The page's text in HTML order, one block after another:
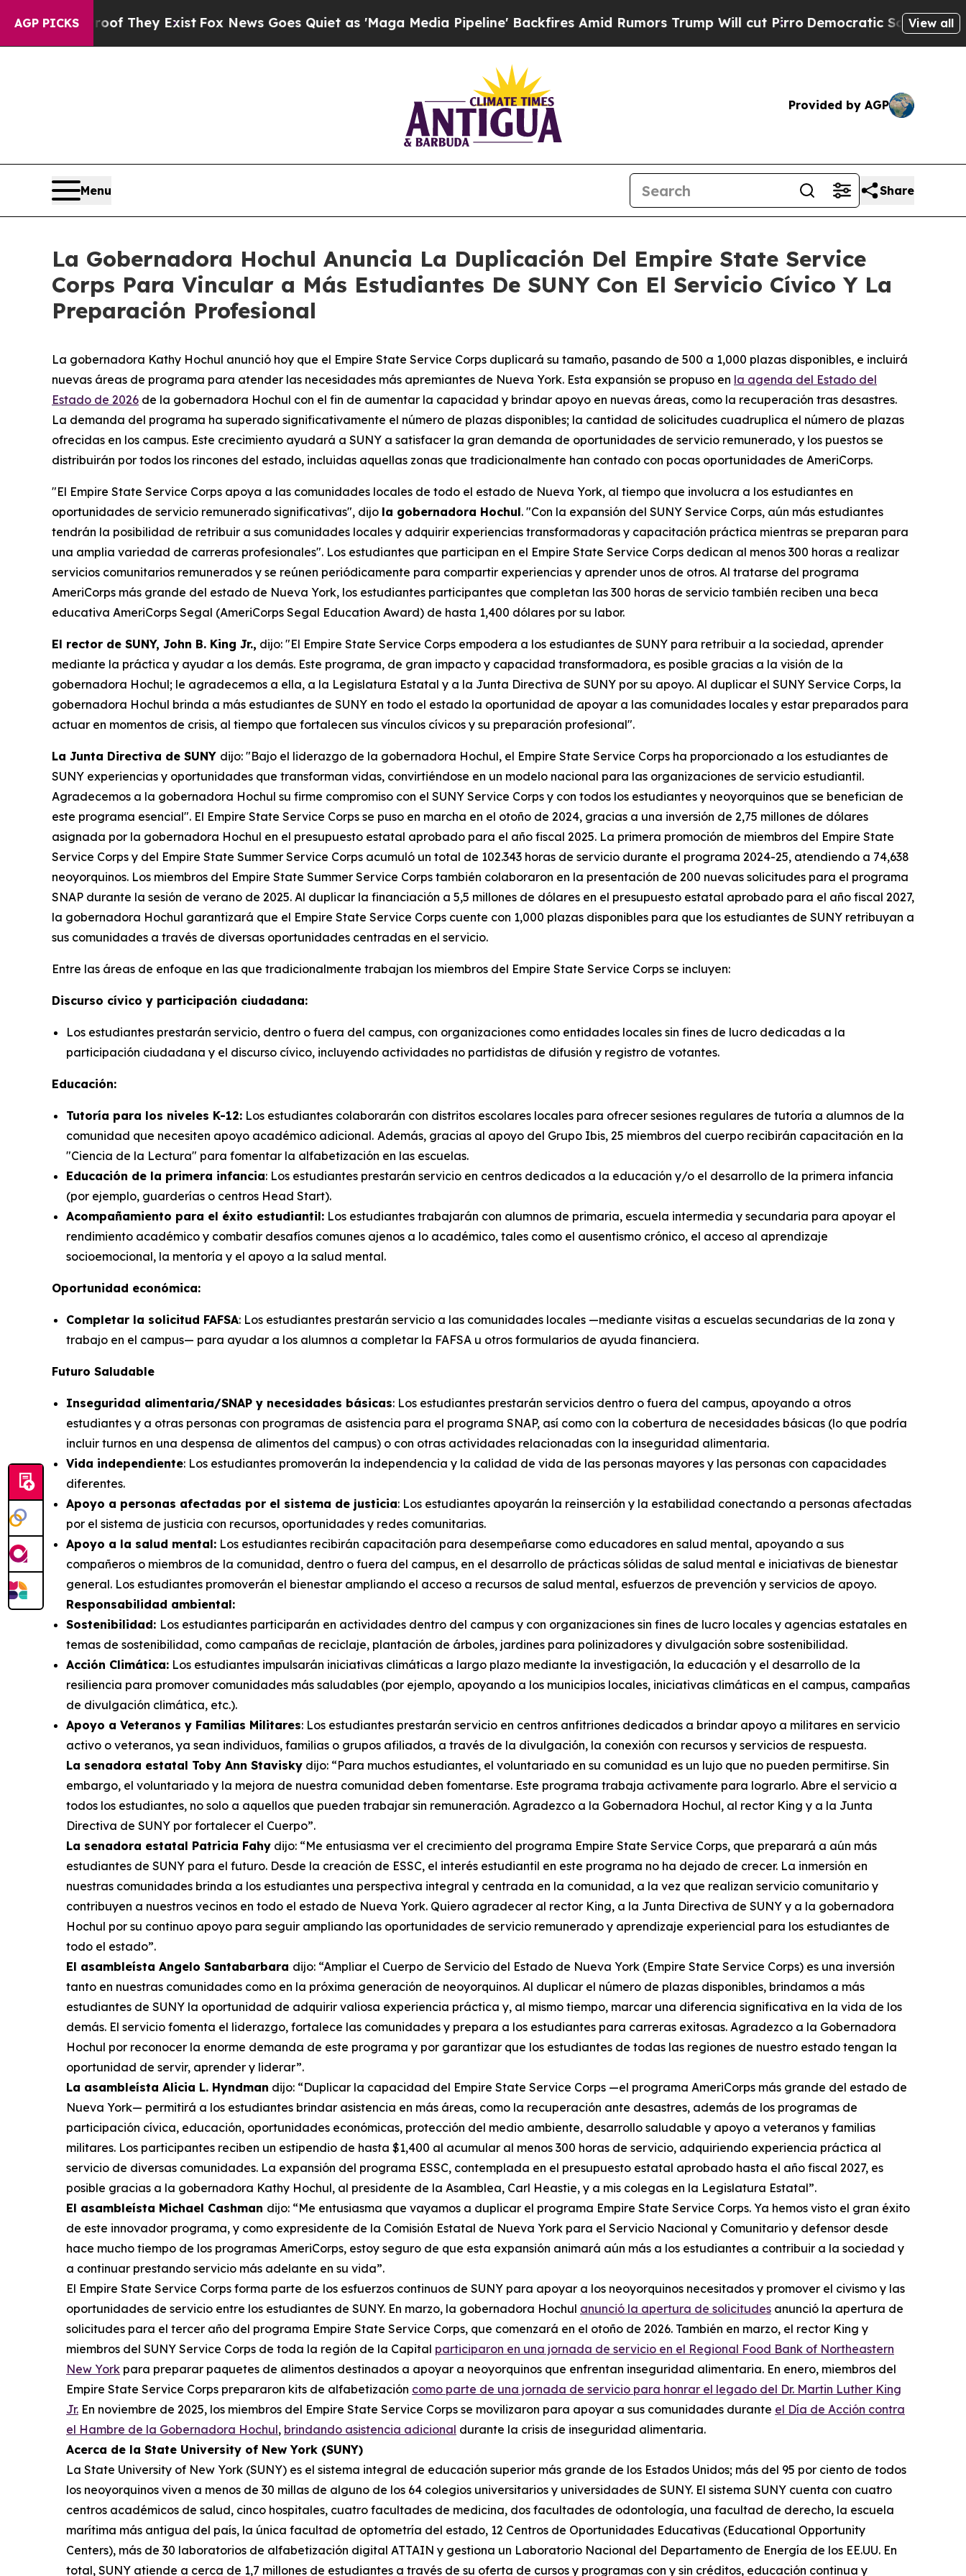
AGP PICKS
They Exist Fox News Goes Quiet as 'Maga Media Pipeline' Backfires Amid Rumors Trump Will cut PirroDemocratic Socialists of AmericaView all
Provided by AGP
Menu Share
La Gobernadora Hochul Anuncia La Duplicación Del Empire State Service
Corps Para Vincular a Más Estudiantes De SUNY Con El Servicio Cívico Y La
Preparación Profesional
La gobernadora Kathy Hochul anunció hoy que el Empire State Service Corps duplicará su tamaño, pasando de 500 a 1,000 plazas disponibles, e incluirá
nuevas áreas de programa para atender las necesidades más apremiantes de Nueva York. Esta expansión se propuso en la agenda del Estado del
Estado de 2026 de la gobernadora Hochul con el fin de aumentar la capacidad y brindar apoyo en nuevas áreas, como la recuperación tras desastres.
La demanda del programa ha superado significativamente el número de plazas disponibles; la cantidad de solicitudes cuadruplica el número de plazas
ofrecidas en los campus. Este crecimiento ayudará a SUNY a satisfacer la gran demanda de oportunidades de servicio remunerado, y los puestos se
distribuirán por todos los rincones del estado, incluidas aquellas zonas que tradicionalmente han contado con pocas oportunidades de AmeriCorps.
"El Empire State Service Corps apoya a las comunidades locales de todo el estado de Nueva York, al tiempo que involucra a los estudiantes en
oportunidades de servicio remunerado significativas", dijo la gobernadora Hochul. "Con la expansión del SUNY Service Corps, aún más estudiantes
tendrán la posibilidad de retribuir a sus comunidades locales y adquirir experiencias transformadoras y capacitación práctica mientras se preparan para
una amplia variedad de carreras profesionales". Los estudiantes que participan en el Empire State Service Corps dedican al menos 300 horas a realizar
servicios comunitarios remunerados y se reúnen periódicamente para compartir experiencias y aprender unos de otros. Al tratarse del programa
AmeriCorps más grande del estado de Nueva York, los estudiantes participantes que completan las 300 horas de servicio también reciben una beca
educativa AmeriCorps Segal (AmeriCorps Segal Education Award) de hasta 1,400 dólares por su labor.
El rector de SUNY, John B. King Jr., dijo: "El Empire State Service Corps empodera a los estudiantes de SUNY para retribuir a la sociedad, aprender
mediante la práctica y ayudar a los demás. Este programa, de gran impacto y capacidad transformadora, es posible gracias a la visión de la
gobernadora Hochul; le agradecemos a ella, a la Legislatura Estatal y a la Junta Directiva de SUNY por su apoyo. Al duplicar el SUNY Service Corps, la
gobernadora Hochul brinda a más estudiantes de SUNY en todo el estado la oportunidad de apoyar a las comunidades locales y estar preparados para
actuar en momentos de crisis, al tiempo que fortalecen sus vínculos cívicos y su preparación profesional".
La Junta Directiva de SUNY dijo: "Bajo el liderazgo de la gobernadora Hochul, el Empire State Service Corps ha proporcionado a los estudiantes de
SUNY experiencias y oportunidades que transforman vidas, convirtiéndose en un modelo nacional para las organizaciones de servicio estudiantil.
Agradecemos a la gobernadora Hochul su firme compromiso con el SUNY Service Corps y con todos los estudiantes y neoyorquinos que se benefician de
este programa esencial". El Empire State Service Corps se puso en marcha en el otoño de 2024, gracias a una inversión de 2,75 millones de dólares
asignada por la gobernadora Hochul en el presupuesto estatal aprobado para el año fiscal 2025. La primera promoción de miembros del Empire State
Service Corps y del Empire State Summer Service Corps acumuló un total de 102.343 horas de servicio durante el programa 2024-25, atendiendo a 74,638
neoyorquinos. Los miembros del Empire State Summer Service Corps también colaboraron en la presentación de 200 nuevas solicitudes para el programa
SNAP durante la sesión de verano de 2025. Al duplicar la financiación a 5,5 millones de dólares en el presupuesto estatal aprobado para el año fiscal 2027,
la gobernadora Hochul garantizará que el Empire State Service Corps cuente con 1,000 plazas disponibles para que los estudiantes de SUNY retribuyan a
sus comunidades a través de diversas oportunidades centradas en el servicio.
Entre las áreas de enfoque en las que tradicionalmente trabajan los miembros del Empire State Service Corps se incluyen:
Discurso cívico y participación ciudadana:
Los estudiantes prestarán servicio, dentro o fuera del campus, con organizaciones como entidades locales sin fines de lucro dedicadas a la
participación ciudadana y el discurso cívico, incluyendo actividades no partidistas de difusión y registro de votantes.
Educación:
Tutoría para los niveles K-12: Los estudiantes colaborarán con distritos escolares locales para ofrecer sesiones regulares de tutoría a alumnos de la
comunidad que necesiten apoyo académico adicional. Además, gracias al apoyo del Grupo Ibis, 25 miembros del cuerpo recibirán capacitación en la
"Ciencia de la Lectura" para fomentar la alfabetización en las escuelas.
Educación de la primera infancia: Los estudiantes prestarán servicio en centros dedicados a la educación y/o el desarrollo de la primera infancia
(por ejemplo, guarderías o centros Head Start).
Acompañamiento para el éxito estudiantil: Los estudiantes trabajarán con alumnos de primaria, escuela intermedia y secundaria para apoyar el
rendimiento académico y combatir desafíos comunes ajenos a lo académico, tales como el ausentismo crónico, el acceso al aprendizaje
socioemocional, la mentoría y el apoyo a la salud mental.
Oportunidad económica:
Completar la solicitud FAFSA: Los estudiantes prestarán servicio a las comunidades locales —mediante visitas a escuelas secundarias de la zona y
trabajo en el campus— para ayudar a los alumnos a completar la FAFSA u otros formularios de ayuda financiera.
Futuro Saludable
Inseguridad alimentaria/SNAP y necesidades básicas: Los estudiantes prestarán servicios dentro o fuera del campus, apoyando a otros
estudiantes y a otras personas con programas de asistencia para el programa SNAP, así como con la cobertura de necesidades básicas (lo que podría
incluir turnos en una despensa de alimentos del campus) o con otras actividades relacionadas con la inseguridad alimentaria.
Vida independiente: Los estudiantes promoverán la independencia y la calidad de vida de las personas mayores y las personas con capacidades
diferentes.
Apoyo a personas afectadas por el sistema de justicia: Los estudiantes apoyarán la reinserción y la estabilidad conectando a personas afectadas
por el sistema de justicia con recursos, oportunidades y redes comunitarias.
Apoyo a la salud mental: Los estudiantes recibirán capacitación para desempeñarse como educadores en salud mental, apoyando a sus
compañeros o miembros de la comunidad, dentro o fuera del campus, en el desarrollo de prácticas sólidas de salud mental e iniciativas de bienestar
general. Los estudiantes promoverán el bienestar ampliando el acceso a recursos de salud mental, esfuerzos de prevención y servicios de apoyo.
Responsabilidad ambiental:
Sostenibilidad: Los estudiantes participarán en actividades dentro del campus y con organizaciones sin fines de lucro locales y agencias estatales en
temas de sostenibilidad, como campañas de reciclaje, plantación de árboles, jardines para polinizadores y divulgación sobre sostenibilidad.
Acción Climática: Los estudiantes impulsarán iniciativas climáticas a largo plazo mediante la investigación, la educación y el desarrollo de la
resiliencia para promover comunidades más saludables (por ejemplo, apoyando a los municipios locales, iniciativas climáticas en el campus, campañas
de divulgación climática, etc.).
Apoyo a Veteranos y Familias Militares: Los estudiantes prestarán servicio en centros anfitriones dedicados a brindar apoyo a militares en servicio
activo o veteranos, ya sean individuos, familias o grupos afiliados, a través de la divulgación, la conexión con recursos y servicios de respuesta.
La senadora estatal Toby Ann Stavisky dijo: “Para muchos estudiantes, el voluntariado en su comunidad es un lujo que no pueden permitirse. Sin
embargo, el voluntariado y la mejora de nuestra comunidad deben fomentarse. Este programa trabaja activamente para lograrlo. Abre el servicio a
todos los estudiantes, no solo a aquellos que pueden trabajar sin remuneración. Agradezco a la Gobernadora Hochul, al rector King y a la Junta
Directiva de SUNY por fortalecer el Cuerpo”.
La senadora estatal Patricia Fahy dijo: “Me entusiasma ver el crecimiento del programa Empire State Service Corps, que preparará a aún más
estudiantes de SUNY para el futuro. Desde la creación de ESSC, el interés estudiantil en este programa no ha dejado de crecer. La inmersión en
nuestras comunidades brinda a los estudiantes una perspectiva integral y centrada en la comunidad, a la vez que realizan servicio comunitario y
contribuyen a nuestros vecinos en todo el estado de Nueva York. Quiero agradecer al rector King, a la Junta Directiva de SUNY y a la gobernadora
Hochul por su continuo apoyo para seguir ampliando las oportunidades de servicio remunerado y aprendizaje experiencial para los estudiantes de
todo el estado”.
El asambleísta Angelo Santabarbara dijo: “Ampliar el Cuerpo de Servicio del Estado de Nueva York (Empire State Service Corps) es una inversión
tanto en nuestras comunidades como en la próxima generación de neoyorquinos. Al duplicar el número de plazas disponibles, brindamos a más
estudiantes de SUNY la oportunidad de adquirir valiosa experiencia práctica y, al mismo tiempo, marcar una diferencia significativa en la vida de los
demás. El servicio fomenta el liderazgo, fortalece las comunidades y prepara a los estudiantes para carreras exitosas. Agradezco a la Gobernadora
Hochul por reconocer la enorme demanda de este programa y por garantizar que los estudiantes de todas las regiones de nuestro estado tengan la
oportunidad de servir, aprender y liderar”.
La asambleísta Alicia L. Hyndman dijo: “Duplicar la capacidad del Empire State Service Corps —el programa AmeriCorps más grande del estado de
Nueva York— permitirá a los estudiantes brindar asistencia en más áreas, como la recuperación ante desastres, además de los programas de
participación cívica, educación, oportunidades económicas, protección del medio ambiente, desarrollo saludable y apoyo a veteranos y familias
militares. Los participantes reciben un estipendio de hasta $1,400 al acumular al menos 300 horas de servicio, adquiriendo experiencia práctica al
servicio de diversas comunidades. La expansión del programa ESSC, contemplada en el presupuesto estatal aprobado hasta el año fiscal 2027, es
posible gracias a la gobernadora Kathy Hochul, al presidente de la Asamblea, Carl Heastie, y a mis colegas en la Legislatura Estatal”.
El asambleísta Michael Cashman dijo: “Me entusiasma que vayamos a duplicar el programa Empire State Service Corps. Ya hemos visto el gran éxito
de este innovador programa, y como expresidente de la Comisión Estatal de Nueva York para el Servicio Nacional y Comunitario y defensor desde
hace mucho tiempo de los programas AmeriCorps, estoy seguro de que esta expansión animará aún más a los estudiantes a contribuir a la sociedad y
a continuar prestando servicio más adelante en su vida”.
El Empire State Service Corps forma parte de los esfuerzos continuos de SUNY para apoyar a los neoyorquinos necesitados y promover el civismo y las
oportunidades de servicio entre los estudiantes de SUNY. En marzo, la gobernadora Hochul anunció la apertura de solicitudes anunció la apertura de
solicitudes para el tercer año del programa Empire State Service Corps, que comenzará en el otoño de 2026. También en marzo, el rector King y
miembros del SUNY Service Corps de toda la región de la Capital participaron en una jornada de servicio en el Regional Food Bank of Northeastern
New York para preparar paquetes de alimentos destinados a apoyar a neoyorquinos que enfrentan inseguridad alimentaria. En enero, miembros del
Empire State Service Corps prepararon kits de alfabetización como parte de una jornada de servicio para honrar el legado del Dr. Martin Luther King
Jr. En noviembre de 2025, los miembros del Empire State Service Corps se movilizaron para apoyar a sus comunidades durante el Día de Acción contra
el Hambre de la Gobernadora Hochul, brindando asistencia adicional durante la crisis de inseguridad alimentaria.
Acerca de la State University of New York (SUNY)
La State University of New York (SUNY) es el sistema integral de educación superior más grande de los Estados Unidos; más del 95 por ciento de todos
los neoyorquinos viven a menos de 30 millas de alguno de los 64 colegios universitarios y universidades de SUNY. El sistema SUNY cuenta con cuatro
centros académicos de salud, cinco hospitales, cuatro facultades de medicina, dos facultades de odontología, una facultad de derecho, la escuela
marítima más antigua del país, la única facultad de optometría del estado, 12 Centros de Oportunidades Educativas (Educational Opportunity
Centers), más de 30 laboratorios de alfabetización digital ATTAIN y gestiona un Laboratorio Nacional del Departamento de Energía de los EE.UU. En
total, SUNY atiende a cerca de 1,7 millones de estudiantes a través de su oferta de cursos y programas con y sin créditos, educación continua y